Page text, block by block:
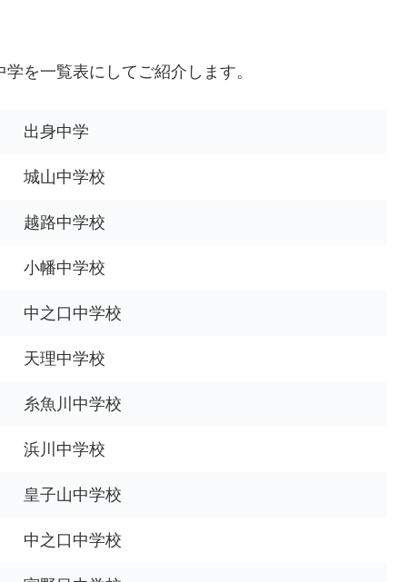
を一覧表にしてご紹介します。
出身中学
城山中学校
越路中学校
小幡中学校
中之口中学校
天理中学校
糸魚川中学校
浜川中学校
皇子山中学校
中之口中学校